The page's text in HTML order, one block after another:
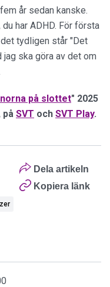
år sedan kanske.
har ADHD. För första
tydligen står "Det
jag ska göra av det om
på slottet" 2025
på SVT och SVT Play.
Dela artikeln
Kopiera länk